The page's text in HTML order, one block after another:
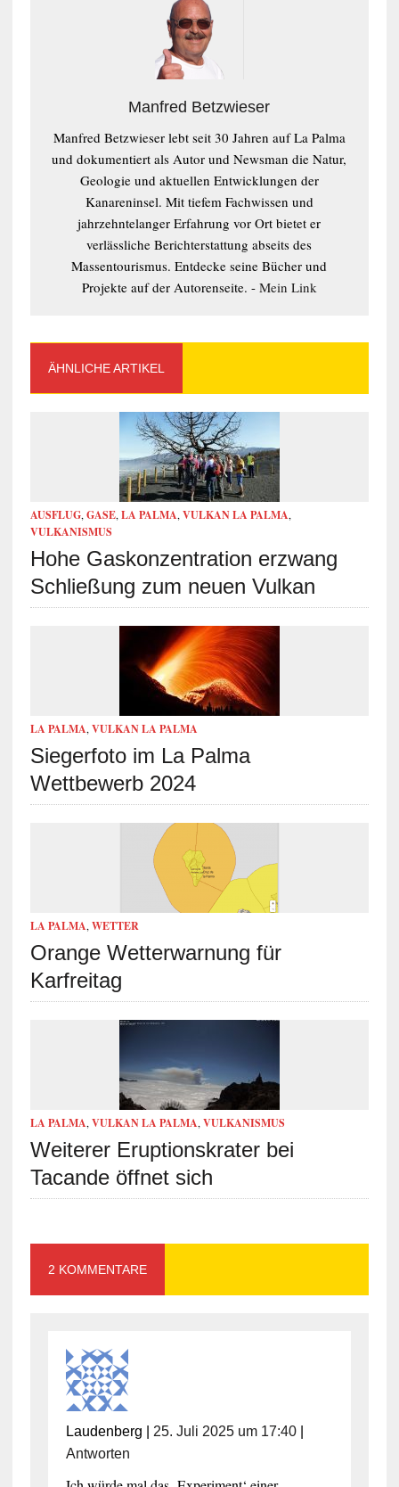
Manfred Betzwieser
Manfred Betzwieser lebt seit 30 Jahren auf La Palma
und dokumentiert als Autor und Newsman die Natur,
Geologie und aktuellen Entwicklungen der
Kanareninsel. Mit tiefem Fachwissen und
jahrzehntelanger Erfahrung vor Ort bietet er
verlässliche Berichterstattung abseits des
Massentourismus. Entdecke seine Bücher und
Projekte auf der Autorenseite. - Mein Link
ÄHNLICHE ARTIKEL
AUSFLUG,GASE,LA PALMA,VULKAN LA PALMA,
VULKANISMUS
Hohe Gaskonzentration erzwang
Schließung zum neuen Vulkan
LA PALMA,VULKAN LA PALMA
Siegerfoto im La Palma
Wettbewerb 2024
LA PALMA,WETTER
Orange Wetterwarnung für
Karfreitag
LA PALMA,VULKAN LA PALMA,VULKANISMUS
Weiterer Eruptionskrater bei
Tacande öffnet sich
2 KOMMENTARE
Laudenberg 25. Juli 2025 um 17:40|
Antworten